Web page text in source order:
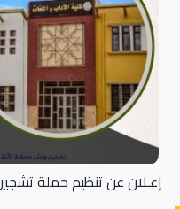
إعـلان عن تنظيم حملة تشجير